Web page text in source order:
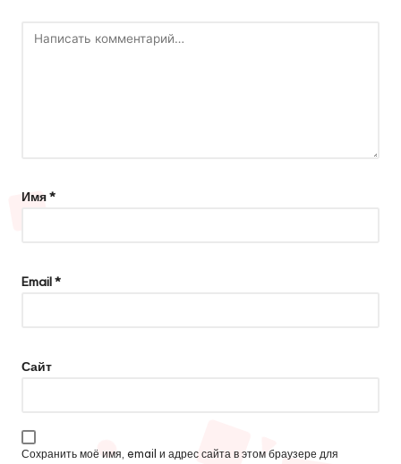
Имя*
Email*
Сайт
Сохранить моё имя, email и адрес сайта в этом браузере для